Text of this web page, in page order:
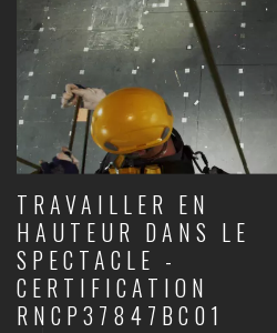
TRAVAILLER EN
HAUTEUR DANS LE
SPECTACLE -
CERTIFICATION
RNCP37847BC01